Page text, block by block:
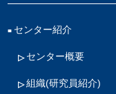
センター紹介
センター概要
組織(研究員紹介)